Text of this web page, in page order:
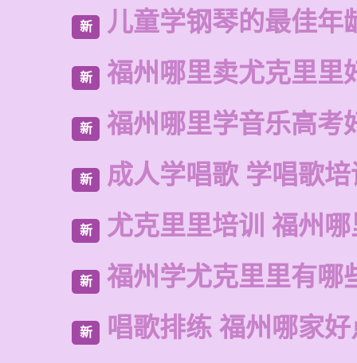
新 儿童学钢琴的最佳年
新 福州哪里卖尤克里里
新 福州哪里学音乐高考
新 成人学唱歌 学唱歌培
新 尤克里里培训 福州
新 福州学尤克里里有哪
新 唱歌排练 福州哪家